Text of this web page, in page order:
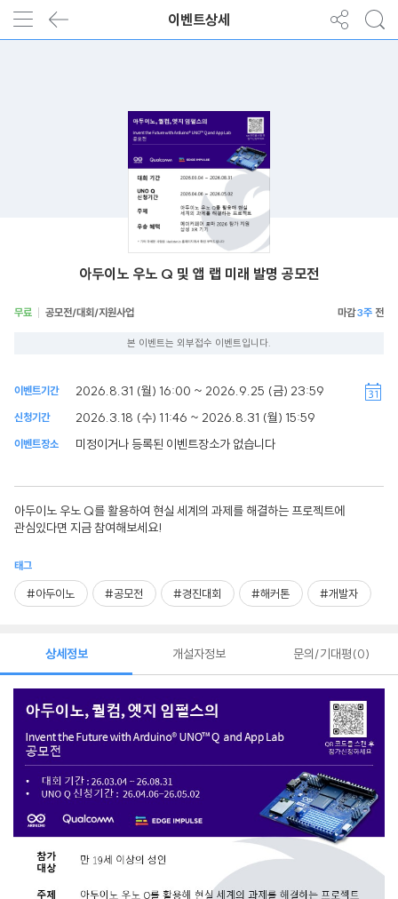
이벤트상세
아두이노 우노 Q 및 앱 랩 미래 발명 공모전
무료 공모전/대회/지원사업 3주
본 이벤트는 외부접수 이벤트입니다.
이벤트기간 2026.8.31 (월) 16:00 ~ 2026.9.25 (금) 23:59
신청기간 2026.3.18 (수) 11:46 ~ 2026.8.31 (월) 15:59
이벤트장소 미정이거나 등록된 이벤트장소가 없습니다
아두이노 우노 Q를 활용하여 현실 세계의 과제를 해결하는 프로젝트에
관심있다면 지금 참여해보세요!
태그
#아두이노 #공모전 #경진대회 #해커톤 #개발자
상세정보 개설자정보 문의/기대평 0